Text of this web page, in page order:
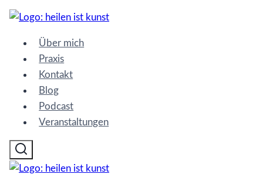
Zum
springen
Über mich
Praxis
Kontakt
Blog
Podcast
Veranstaltungen